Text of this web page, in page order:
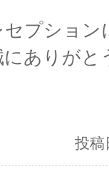
セプション
にありがと
投稿